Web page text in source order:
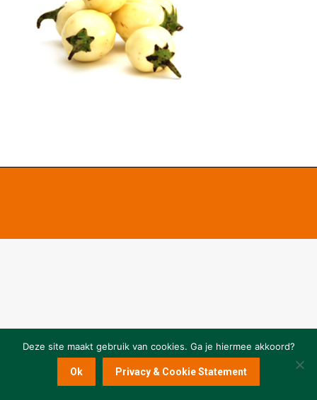
Deze site maakt gebruik van cookies. Ga je hiermee akkoord?
Ok Privacy & Cookie Statement